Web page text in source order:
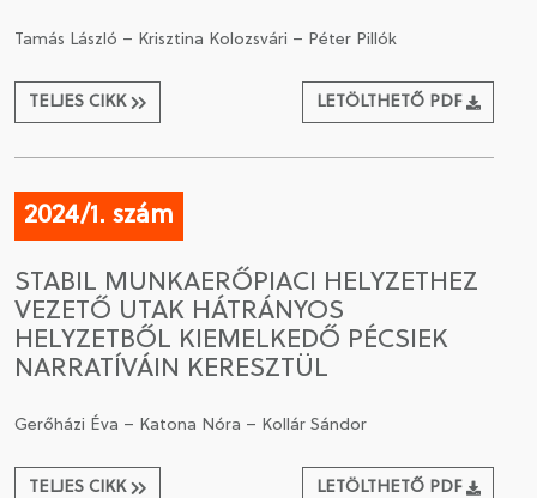
Tamás László – Krisztina Kolozsvári – Péter Pillók
TELJES CIKK LETÖLTHETŐ PDF
2024/1. szám
STABIL MUNKAERŐPIACI HELYZETHEZ
VEZETŐ UTAK HÁTRÁNYOS
HELYZETBŐL KIEMELKEDŐ PÉCSIEK
NARRATÍVÁIN KERESZTÜL
Gerőházi Éva – Katona Nóra – Kollár Sándor
TELJES CIKK LETÖLTHETŐ PDF